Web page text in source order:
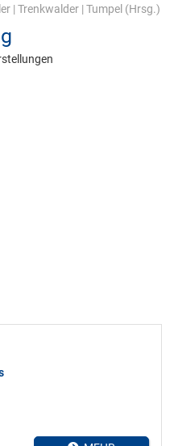
| Trenkwalder | Tumpel (Hrsg.)